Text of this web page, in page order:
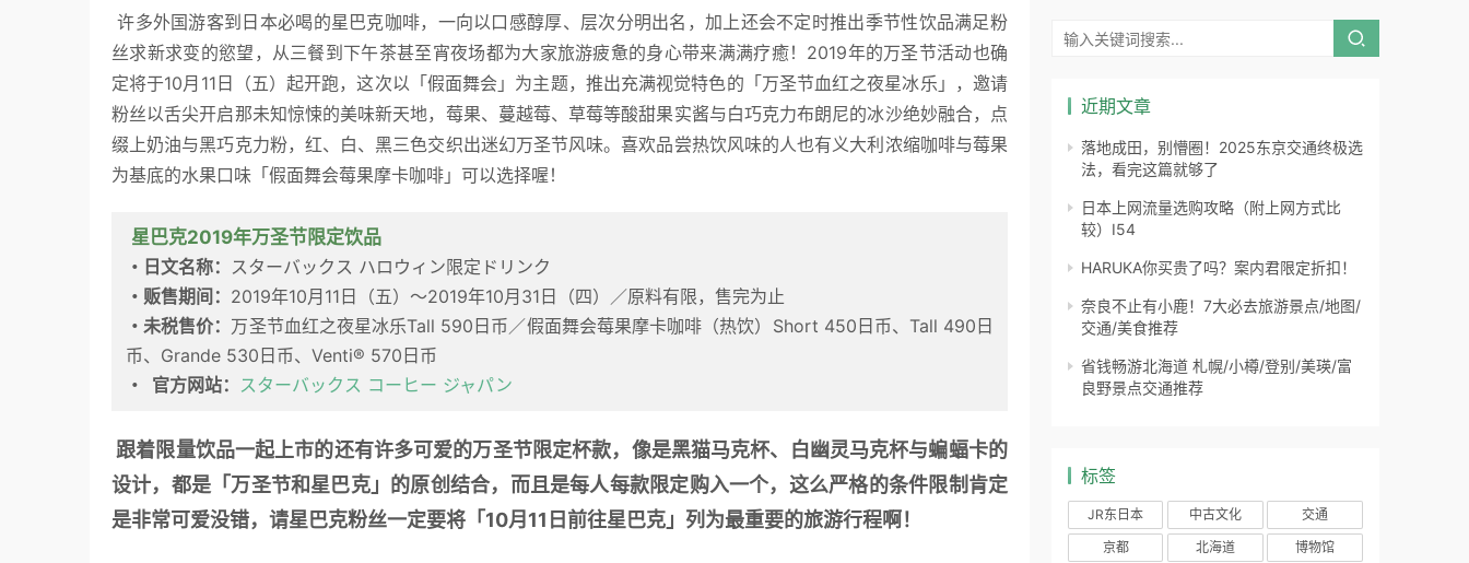
许多外国游客到日本必喝的星巴克咖啡，一向以口感醇厚、层次分明出名，加上还会不定时推出季节性饮品满足粉
丝求新求变的慾望，从三餐到下午茶甚至宵夜场都为大家旅游疲惫的身心带来满满疗癒！2019年的万圣节活动也确
定将于10月11日（五）起开跑，这次以「假面舞会」为主题，推出充满视觉特色的「万圣节血红之夜星冰乐」，邀请
粉丝以舌尖开启那未知惊悚的美味新天地，莓果、蔓越莓、草莓等酸甜果实酱与白巧克力布朗尼的冰沙绝妙融合，点
缀上奶油与黑巧克力粉，红、白、黑三色交织出迷幻万圣节风味。喜欢品尝热饮风味的人也有义大利浓缩咖啡与莓果
为基底的水果口味「假面舞会莓果摩卡咖啡」可以选择喔！
星巴克2019年万圣节限定饮品
・日文名称： スターバックス ハロウィン限定ドリンク
・贩售期间： 2019年10月11日（五）～2019年10月31日（四）／原料有限，售完为止
・未税售价： 万圣节血红之夜星冰乐Tall 590日币／假面舞会莓果摩卡咖啡（热饮）Short 450日币、Tall 490日
币、Grande 530日币、Venti® 570日币
・  官方网站： スターバックス コーヒー ジャパン
跟着限量饮品一起上市的还有许多可爱的万圣节限定杯款，像是黑猫马克杯、白幽灵马克杯与蝙蝠卡的
设计，都是「万圣节和星巴克」的原创结合，而且是每人每款限定购入一个，这么严格的条件限制肯定
是非常可爱没错，请星巴克粉丝一定要将「10月11日前往星巴克」列为最重要的旅游行程啊！
近期文章
落地成田，别懵圈！2025东京交通终极选
法，看完这篇就够了
日本上网流量选购攻略（附上网方式比
较）I54
HARUKA你买贵了吗？案内君限定折扣！
奈良不止有小鹿！7大必去旅游景点/地图/
交通/美食推荐
省钱畅游北海道 札幌/小樽/登别/美瑛/富
良野景点交通推荐
标签
JR东日本 中古文化
交通
京都
北海道
博物馆